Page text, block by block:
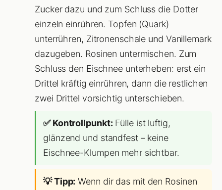
Zucker dazu und zum Schluss die Dotter
einzeln einrühren. Topfen (Quark)
unterrühren, Zitronenschale und Vanillemark
dazugeben. Rosinen untermischen. Zum
Schluss den Eischnee unterheben: erst ein
Drittel kräftig einrühren, dann die restlichen
zwei Drittel vorsichtig unterschieben.
✅ Kontrollpunkt: Fülle ist luftig,
glänzend und standfest – keine
Eischnee-Klumpen mehr sichtbar.
💡 Tipp: Wenn dir das mit den Rosinen